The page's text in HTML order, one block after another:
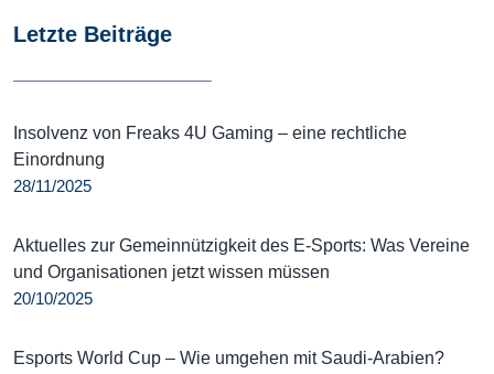
Letzte Beiträge
Insolvenz von Freaks 4U Gaming – eine rechtliche
Einordnung
28/11/2025
Aktuelles zur Gemeinnützigkeit des E-Sports: Was Vereine
und Organisationen jetzt wissen müssen
20/10/2025
Esports World Cup – Wie umgehen mit Saudi-Arabien?